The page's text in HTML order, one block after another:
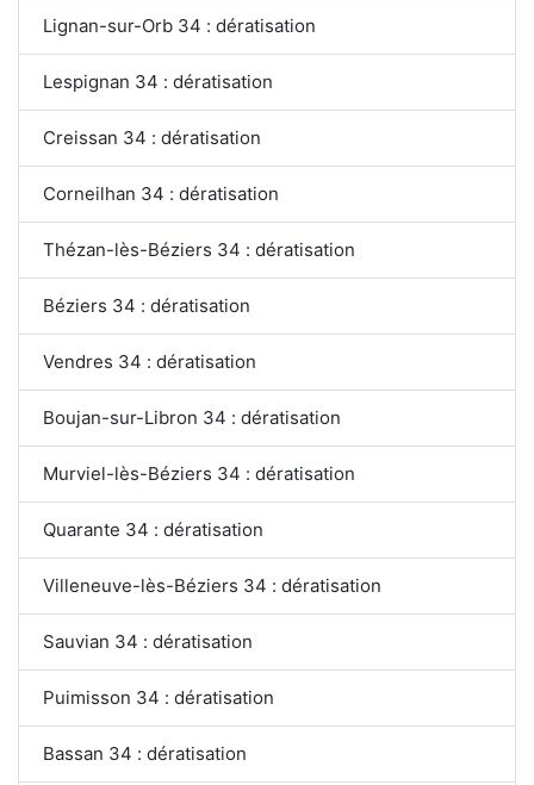
Lignan-sur-Orb 34 : dératisation
Lespignan 34 : dératisation
Creissan 34 : dératisation
Corneilhan 34 : dératisation
Thézan-lès-Béziers 34 : dératisation
Béziers 34 : dératisation
Vendres 34 : dératisation
Boujan-sur-Libron 34 : dératisation
Murviel-lès-Béziers 34 : dératisation
Quarante 34 : dératisation
Villeneuve-lès-Béziers 34 : dératisation
Sauvian 34 : dératisation
Puimisson 34 : dératisation
Bassan 34 : dératisation